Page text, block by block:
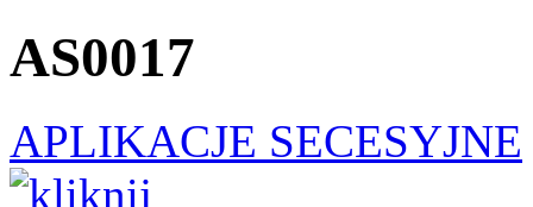
AS0017
APLIKACJE SECESYJNE